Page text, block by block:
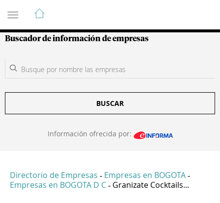
Guía de Empresas Colombianas
Buscador de información de empresas
BUSCAR
Información ofrecida por:
Directorio de Empresas - Empresas en BOGOTA -
Empresas en BOGOTA D C - Granizate Cocktails...